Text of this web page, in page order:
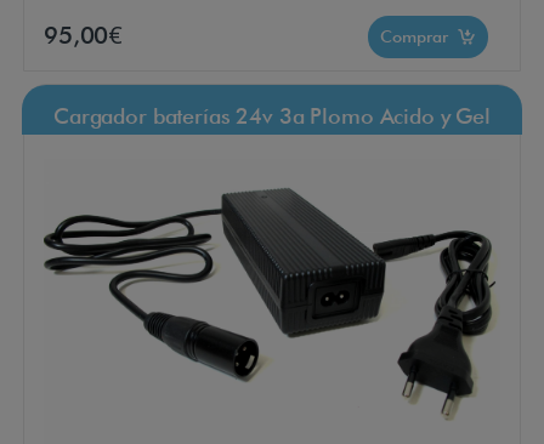
95,00€ Comprar
Cargador baterías 24v 3a Plomo Acido y Gel